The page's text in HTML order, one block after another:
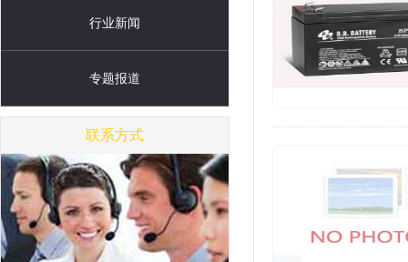
行业新闻
专题报道
联系方式